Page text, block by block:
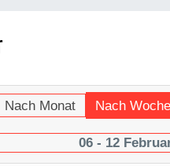
Nach Monat Nach Woche
06 - 12